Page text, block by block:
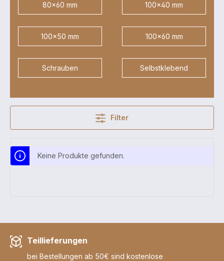
80x60 mm 100x40 mm
100x50 mm 100x60 mm
Schrauben Selbstklebend
Filter
Keine Produkte gefunden.
Teillieferungen
bei Bestellungen ab 50€ sind kostenlose